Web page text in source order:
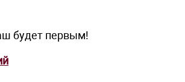
будет первым!